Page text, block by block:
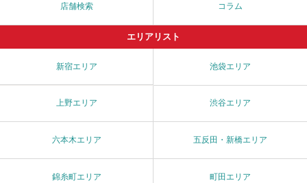
店舗検索 コラム
エリアリスト
新宿エリア 池袋エリア
上野エリア 渋谷エリア
六本木エリア 五反田・新橋エリア
錦糸町エリア 町田エリア